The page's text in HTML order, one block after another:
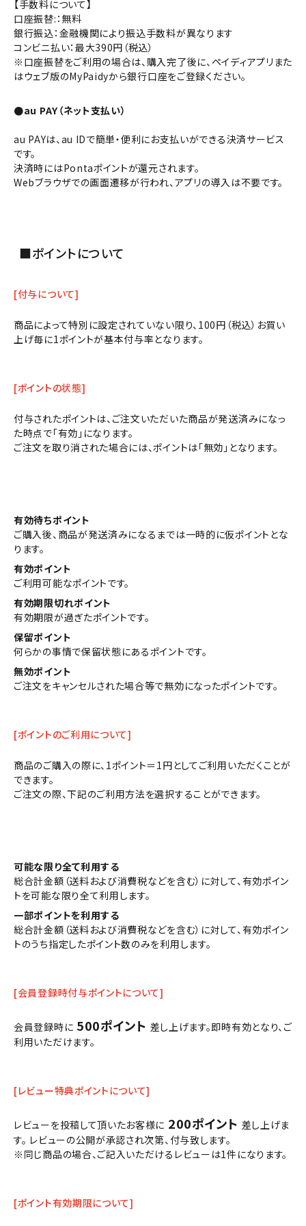
【手数料について】
口座振替:：無料
銀行振込：金融機関により振込手数料が異なります
コンビニ払い：最大390円（税込）
※口座振替をご利用の場合は、購入完了後に、ペイディアプリまた
はウェブ版のMyPaidyから銀行口座をご登録ください。
●au PAY（ネット支払い）
au PAYは、au IDで簡単・便利にお支払いができる決済サービス
です。
決済時にはPontaポイントが還元されます。
Webブラウザでの画面遷移が行われ、アプリの導入は不要です。
■ポイントについて
[付与について]
商品によって特別に設定されていない限り、100円（税込）お買い
上げ毎に1ポイントが基本付与率となります。
[ポイントの状態]
付与されたポイントは、ご注文いただいた商品が発送済みになっ
た時点で「有効」になります。
ご注文を取り消された場合には、ポイントは「無効」となります。
有効待ちポイント
ご購入後、商品が発送済みになるまでは一時的に仮ポイントとな
ります。
有効ポイント
ご利用可能なポイントです。
有効期限切れポイント
有効期限が過ぎたポイントです。
保留ポイント
何らかの事情で保留状態にあるポイントです。
無効ポイント
ご注文をキャンセルされた場合等で無効になったポイントです。
[ポイントのご利用について]
商品のご購入の際に、1ポイント＝1円としてご利用いただくことが
できます。
ご注文の際、下記のご利用方法を選択することができます。
可能な限り全て利用する
総合計金額（送料および消費税などを含む）に対して、有効ポイン
トを可能な限り全て利用します。
一部ポイントを利用する
総合計金額（送料および消費税などを含む）に対して、有効ポイン
トのうち指定したポイント数のみを利用します。
[会員登録時付与ポイントについて]
会員登録時に 500ポイント 差し上げます。即時有効となり、ご
利用いただけます。
[レビュー特典ポイントについて]
レビューを投稿して頂いたお客様に 200ポイント 差し上げま
す。 レビューの公開が承認され次第、付与致します。
※同じ商品の場合、ご記入いただけるレビューは1件になります。
[ポイント有効期限について]